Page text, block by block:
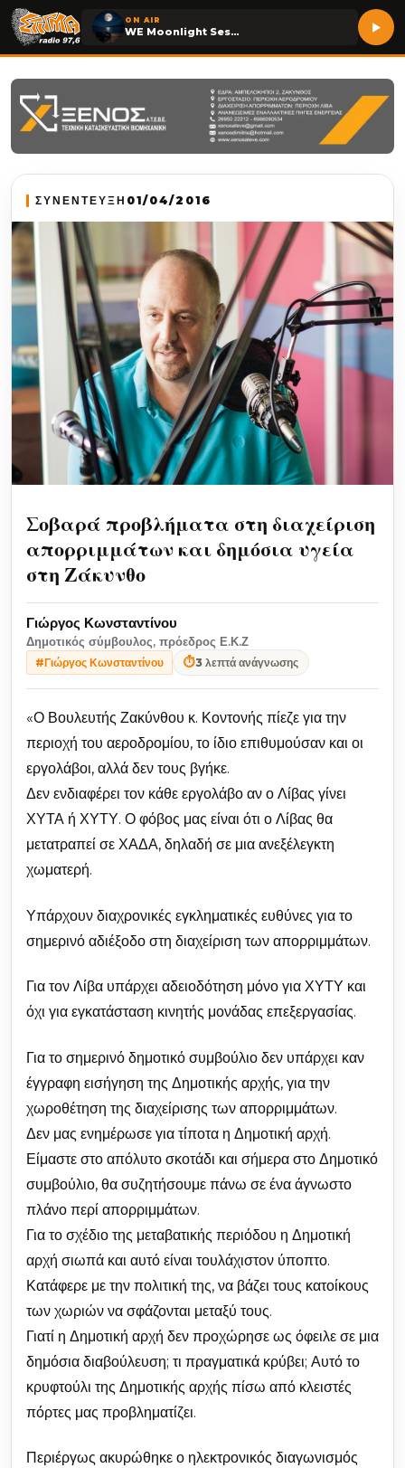
ON AIR
WE Moonlight Session
ΣΥΝΕΝΤΕΥΞΗ 01/04/2016
Σοβαρά προβλήματα στη διαχείριση
απορριμμάτων και δημόσια υγεία
στη Ζάκυνθο
Γιώργος Κωνσταντίνου
Δημοτικός σύμβουλος, πρόεδρος Ε.Κ.Ζ
#Γιώργος Κωνσταντίνου ⏱3 λεπτά ανάγνωσης
«Ο Βουλευτής Ζακύνθου κ. Κοντονής πίεζε για την
περιοχή του αεροδρομίου, το ίδιο επιθυμούσαν και οι
εργολάβοι, αλλά δεν τους βγήκε.
Δεν ενδιαφέρει τον κάθε εργολάβο αν ο Λίβας γίνει
ΧΥΤΑ ή ΧΥΤΥ. Ο φόβος μας είναι ότι ο Λίβας θα
μετατραπεί σε ΧΑΔΑ, δηλαδή σε μια ανεξέλεγκτη
χωματερή.
Υπάρχουν διαχρονικές εγκληματικές ευθύνες για το
σημερινό αδιέξοδο στη διαχείριση των απορριμμάτων.
Για τον Λίβα υπάρχει αδειοδότηση μόνο για ΧΥΤΥ και
όχι για εγκατάσταση κινητής μονάδας επεξεργασίας.
Για το σημερινό δημοτικό συμβούλιο δεν υπάρχει καν
έγγραφη εισήγηση της Δημοτικής αρχής, για την
χωροθέτηση της διαχείρισης των απορριμμάτων.
Δεν μας ενημέρωσε για τίποτα η Δημοτική αρχή.
Είμαστε στο απόλυτο σκοτάδι και σήμερα στο Δημοτικό
συμβούλιο, θα συζητήσουμε πάνω σε ένα άγνωστο
πλάνο περί απορριμμάτων.
Για το σχέδιο της μεταβατικής περιόδου η Δημοτική
αρχή σιωπά και αυτό είναι τουλάχιστον ύποπτο.
Κατάφερε με την πολιτική της, να βάζει τους κατοίκους
των χωριών να σφάζονται μεταξύ τους.
Γιατί η Δημοτική αρχή δεν προχώρησε ως όφειλε σε μια
δημόσια διαβούλευση; τι πραγματικά κρύβει; Αυτό το
κρυφτούλι της Δημοτικής αρχής πίσω από κλειστές
πόρτες μας προβληματίζει.
Περιέργως ακυρώθηκε ο ηλεκτρονικός διαγωνισμός